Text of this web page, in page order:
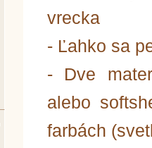
vrecka
- Ľahko sa
- Dve
alebo
farbách